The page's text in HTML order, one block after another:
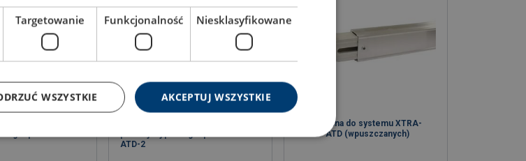
ATD-2
Belka nośna do systemu XTRA-
DECK - ATD (wpuszczanych)
Targetowanie Funkcjonalność Niesklasyfikowane
AKCEPTUJ WSZYSTKIE
WSZYSTKIE